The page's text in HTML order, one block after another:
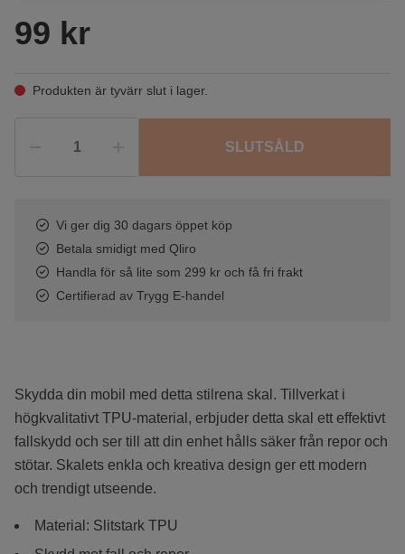
99 kr
Produkten är tyvärr slut i lager.
SLUTSÅLD
Vi ger dig 30 dagars öppet köp
Betala smidigt med Qliro
Handla för så lite som 299 kr och få fri frakt
Certifierad av Trygg E-handel
Skydda din mobil med detta stilrena skal. Tillverkat i
högkvalitativt TPU-material, erbjuder detta skal ett effektivt
fallskydd och ser till att din enhet hålls säker från repor och
stötar. Skalets enkla och kreativa design ger ett modern
och trendigt utseende.
Material: Slitstark TPU